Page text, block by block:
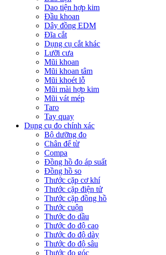
Dao tiện hợp kim
Đầu khoan
Dây đồng EDM
Đĩa cắt
Dụng cụ cắt khác
Lưỡi cưa
Mũi khoan
Mũi khoan tâm
Mũi khoét lỗ
Mũi mài hợp kim
Mũi vát mép
Taro
Tay quay
Dụng cụ đo chính xác
Bộ dưỡng đo
Chân đế từ
Compa
Đồng hồ đo áp suất
Đồng hồ so
Thước cặp cơ khí
Thước cặp điện tử
Thước cặp đồng hồ
Thước cuộn
Thước đo dầu
Thước đo độ cao
Thước đo độ dày
Thước đo độ sâu
Thước đo góc